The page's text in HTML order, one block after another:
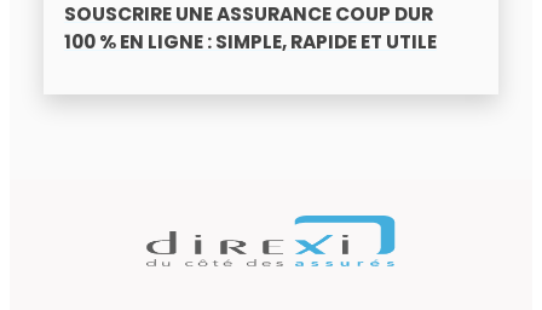
SOUSCRIRE UNE ASSURANCE COUP DUR
100 % EN LIGNE : SIMPLE, RAPIDE ET UTILE